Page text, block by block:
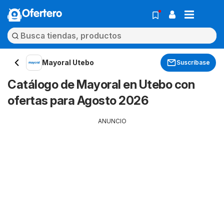
Ofertero
Mayoral Utebo Suscríbase
Catálogo de Mayoral en Utebo con
ofertas para Agosto 2026
ANUNCIO